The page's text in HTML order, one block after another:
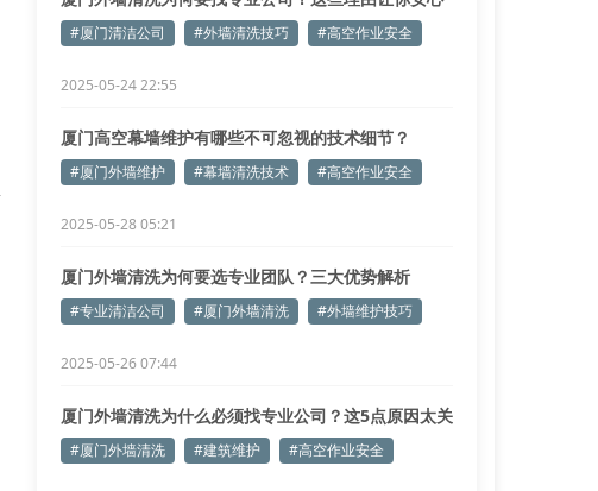
选择
#厦门清洁公司 #外墙清洗技巧 #高空作业安全
2025-05-24 22:55
厦门高空幕墙维护有哪些不可忽视的技术细节？
#厦门外墙维护 #幕墙清洗技术 #高空作业安全
2025-05-28 05:21
厦门外墙清洗为何要选专业团队？三大优势解析
#专业清洁公司 #厦门外墙清洗 #外墙维护技巧
2025-05-26 07:44
厦门外墙清洗为什么必须找专业公司？这5点原因太关
键！
#厦门外墙清洗 #建筑维护 #高空作业安全